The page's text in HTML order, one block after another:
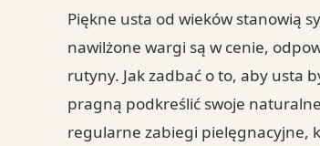
Piękne usta od wieków stanowią
nawilżone wargi są w cenie,
rutyny. Jak zadbać o to, aby usta
pragną podkreślić swoje
regularne zabiegi pielęgnacyjne,